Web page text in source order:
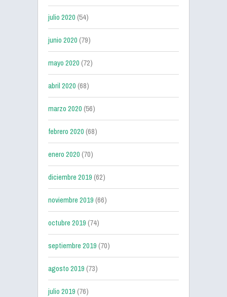
julio 2020(54)
junio 2020(79)
mayo 2020(72)
abril 2020(68)
marzo 2020(56)
febrero 2020(68)
enero 2020(70)
diciembre 2019(62)
noviembre 2019(66)
octubre 2019(74)
septiembre 2019(70)
agosto 2019(73)
julio 2019(76)